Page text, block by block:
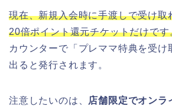
現在、新規入会時に手渡しで受け取
20倍ポイント還元チケットだけです
カウンターで「プレママ特典を受け
出ると発行されます。
注意したいのは、 店舗限定でオンラ